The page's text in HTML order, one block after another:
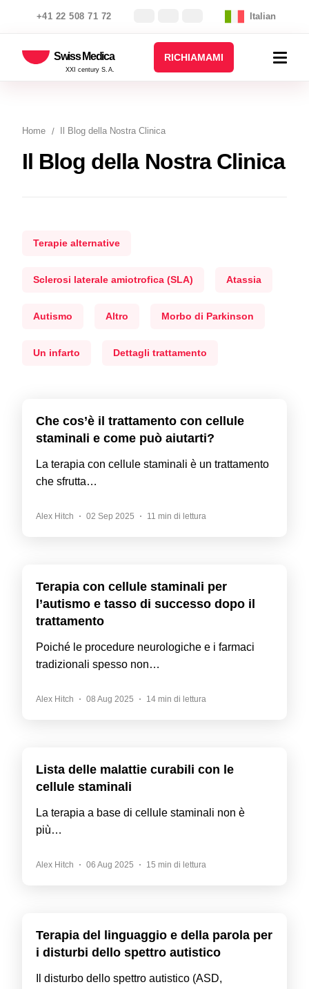
+41 22 508 71 72 Italian
Swiss Medica
XXI century S.A.
RICHIAMAMI
Home Il Blog della Nostra Clinica
Il Blog della Nostra Clinica
Terapie alternative
Sclerosi laterale amiotrofica (SLA) Atassia
Autismo Altro Morbo di Parkinson
Un infarto Dettagli trattamento
Che cos’è il trattamento con cellule
staminali e come può aiutarti?
La terapia con cellule staminali è un trattamento
che sfrutta…
Alex Hitch 02 Sep 2025 11 min di lettura
Terapia con cellule staminali per
l’autismo e tasso di successo dopo il
trattamento
Poiché le procedure neurologiche e i farmaci
tradizionali spesso non…
Alex Hitch 08 Aug 2025 14 min di lettura
Lista delle malattie curabili con le
cellule staminali
La terapia a base di cellule staminali non è
più…
Alex Hitch 06 Aug 2025 15 min di lettura
Terapia del linguaggio e della parola per
i disturbi dello spettro autistico
Il disturbo dello spettro autistico (ASD,